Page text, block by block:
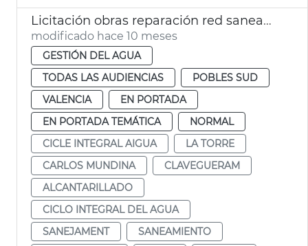
Licitación obras reparación red saneamiento pedanías sur Valencia dana
modificado hace 10 meses
GESTIÓN DEL AGUA
TODAS LAS AUDIENCIAS
POBLES SUD
VALENCIA
EN PORTADA
EN PORTADA TEMÁTICA
NORMAL
CICLE INTEGRAL AIGUA
LA TORRE
CARLOS MUNDINA
CLAVEGUERAM
ALCANTARILLADO
CICLO INTEGRAL DEL AGUA
SANEJAMENT
SANEAMIENTO